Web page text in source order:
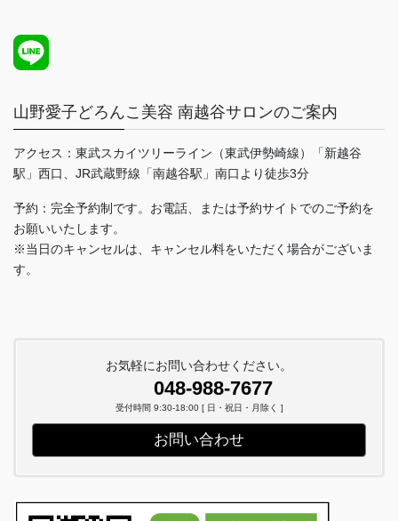
山野愛子どろんこ美容 南越谷サロンのご案内
アクセス：東武スカイツリーライン（東武伊勢崎線）「新越谷
駅」西口、JR武蔵野線「南越谷駅」南口より徒歩3分
予約：完全予約制です。お電話、または予約サイトでのご予約を
お願いいたします。
※当日のキャンセルは、キャンセル料をいただく場合がございま
す。
お気軽にお問い合わせください。
048-988-7677
受付時間 9:30-18:00 [ 日・祝日・月除く ]
お問い合わせ